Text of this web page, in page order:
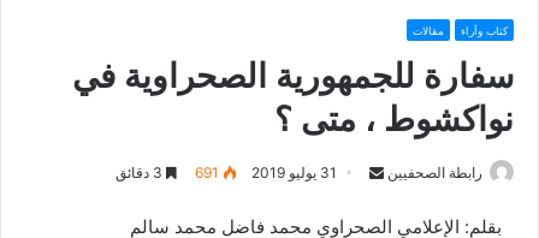
كتاب وآراء مقالات
سفارة للجمهورية الصحراوية في
نواكشوط ، متى ؟
رابطة الصحفيين
n
31 يوليو 2019 691
بقلم: الإعلامي الصحراوي محمد فاضل محمد سالم